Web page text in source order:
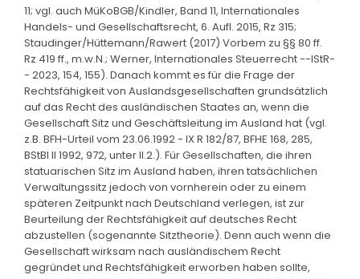
11; vgl. auch MüKoBGB/Kindler, Band 11, Internationales
Handels- und Gesellschaftsrecht, 6. Aufl. 2015, Rz 315;
Staudinger/Hüttemann/Rawert (2017) Vorbem zu §§ 80 ff.
Rz 419 ff., m.w.N.; Werner, Internationales Steuerrecht --IStR-
- 2023, 154, 155). Danach kommt es für die Frage der
Rechtsfähigkeit von Auslandsgesellschaften grundsätzlich
auf das Recht des ausländischen Staates an, wenn die
Gesellschaft Sitz und Geschäftsleitung im Ausland hat (vgl.
z.B. BFH-Urteil vom 23.06.1992 - IX R 182/87, BFHE 168, 285,
BStBl II 1992, 972, unter II.2.). Für Gesellschaften, die ihren
statuarischen Sitz im Ausland haben, ihren tatsächlichen
Verwaltungssitz jedoch von vornherein oder zu einem
späteren Zeitpunkt nach Deutschland verlegen, ist zur
Beurteilung der Rechtsfähigkeit auf deutsches Recht
abzustellen (sogenannte Sitztheorie). Denn auch wenn die
Gesellschaft wirksam nach ausländischem Recht
gegründet und Rechtsfähigkeit erworben haben sollte,